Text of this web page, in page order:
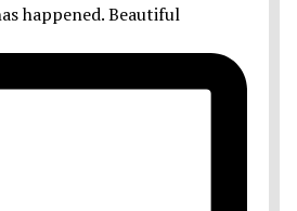
happened. Beautiful